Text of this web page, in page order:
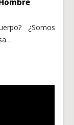
¿Somos